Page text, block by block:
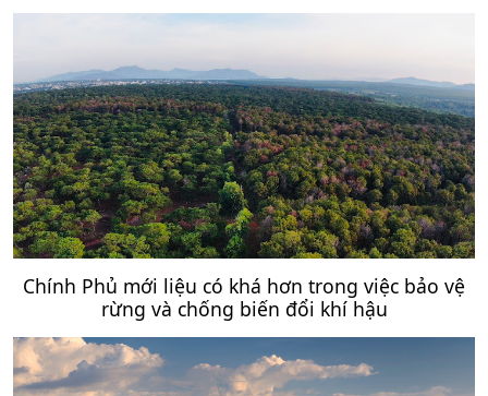
Chính Phủ mới liệu có khá hơn trong việc bảo vệ
rừng và chống biến đổi khí hậu